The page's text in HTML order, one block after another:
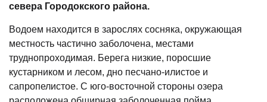
севера Городокского района.
Водоем находится в зарослях сосняка, окружающая
местность частично заболочена, местами
труднопроходимая. Берега низкие, поросшие
кустарником и лесом, дно песчано-илистое и
сапропелистое. С юго-восточной стороны озера